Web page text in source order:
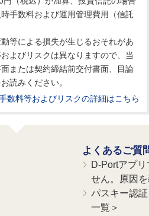
手数料および運用管理費用（信託
等による損失が生じるおそれがあ
よびリスクは異なりますので、当
または契約締結前交付書面、目論
読みください。
数料等およびリスクの詳細はこちら
よくあるご質
D-Portアプ
せん。原因
パスキー認
一覧＞